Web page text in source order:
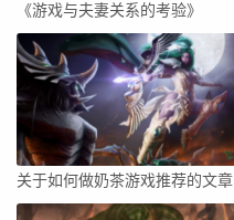
《游戏与夫妻关系的考验》
关于如何做奶茶游戏推荐的文章